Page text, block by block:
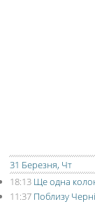
31 Березня, Чт
18:13 Ще одна
11:37 Поблизу